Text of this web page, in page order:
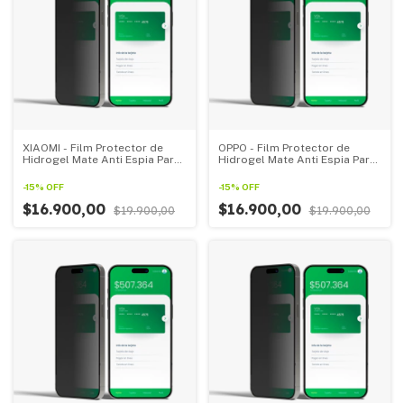
XIAOMI - Film Protector de
Hidrogel Mate Anti Espia Para
-15% OFF
$16.900,00 $19.900,00
OPPO - Film Protector de
Hidrogel Mate Anti Espia Para
-15% OFF
$16.900,00 $19.900,00